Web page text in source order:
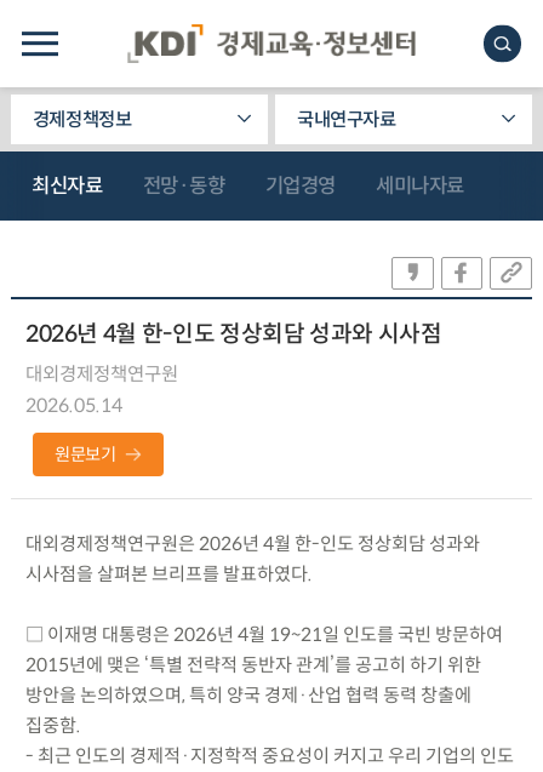
경제정책정보 국내연구자료
최신자료 전망·동향 기업경영 세미나자료
2026년 4월 한-인도 정상회담 성과와 시사점
대외경제정책연구원
2026.05.14
원문보기
대외경제정책연구원은 2026년 4월 한-인도 정상회담 성과와
시사점을 살펴본 브리프를 발표하였다.
□ 이재명 대통령은 2026년 4월 19~21일 인도를 국빈 방문하여
2015년에 맺은 ‘특별 전략적 동반자 관계’를 공고히 하기 위한
방안을 논의하였으며, 특히 양국 경제·산업 협력 동력 창출에
집중함.
- 최근 인도의 경제적·지정학적 중요성이 커지고 우리 기업의 인도